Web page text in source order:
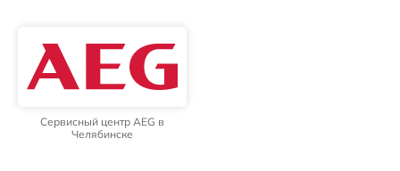
Сервисный центр AEG в
Челябинске